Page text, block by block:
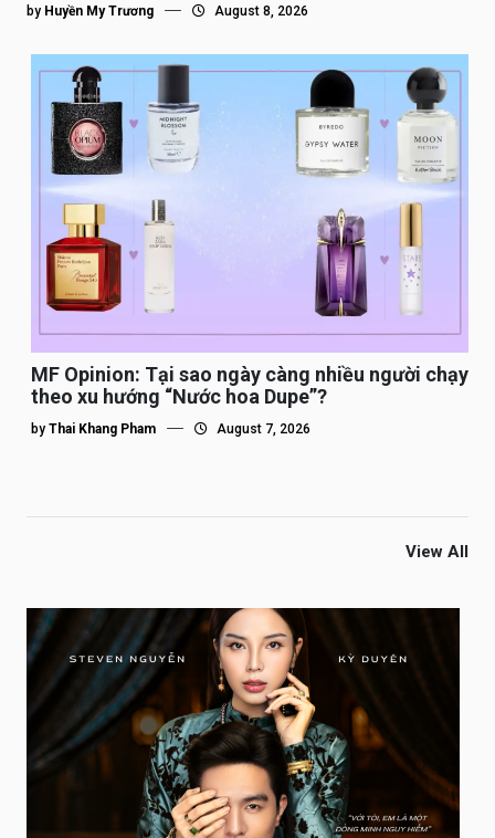
by Huyền My Trương August 8, 2026
MF Opinion: Tại sao ngày càng nhiều người chạy
theo xu hướng “Nước hoa Dupe”?
by Thai Khang Pham August 7, 2026
View All